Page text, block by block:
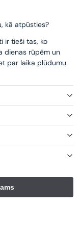
kā atpūsties?
ir tieši tas, ko
dienas rūpēm un
par laika plūdumu